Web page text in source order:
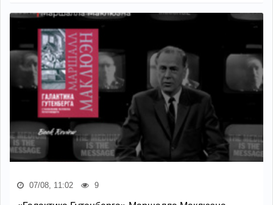
07/08, 11:02 9